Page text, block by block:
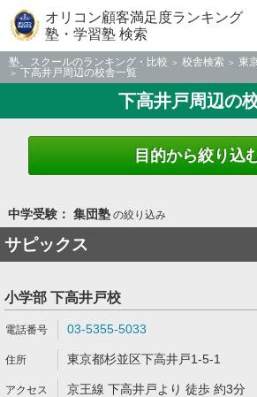
オリコン顧客満足度ランキング
塾・学習塾 検索
塾、スクールのランキング・比較 校舎検索
東
下高井戸周辺の校舎一覧
下高井戸周辺の
目的から絞り込
中学受験： 集団塾の絞り込み
サピックス
小学部 下高井戸校
03-5355-5033
東京都杉並区下高井戸1-5-1
京王線 下高井戸より 徒歩 約3分